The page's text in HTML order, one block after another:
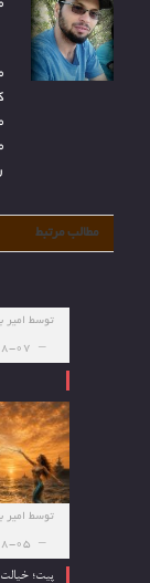
مطالب مرتبط
توسط امیر
07
توسط امیر
05
پیت؛